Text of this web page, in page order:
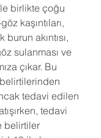
birlikte çoğu
kaşıntıları,
burun akıntısı,
sulanması ve
çıkar. Bu
tedavi edilen
tedavi
belirtiler